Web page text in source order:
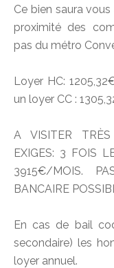
Ce bien saura
proximité des
pas du métro
Loyer HC:
un loyer CC :
A VISITER TRÈS
EXIGES: 3 FOIS
3915€/MOIS.
BANCAIRE
En cas de bail
secondaire) les
loyer annuel.